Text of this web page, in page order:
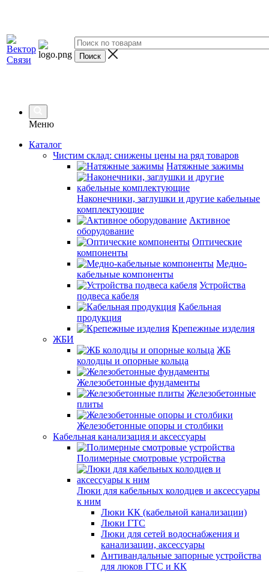
Меню
Каталог
Чистим склад: снижены цены на ряд товаров
Натяжные зажимы
Наконечники, заглушки и другие кабельные
комплектующие
Активное
оборудование
Оптические
компоненты
Медно-
кабельные компоненты
Устройства
подвеса кабеля
Кабельная
продукция
Крепежные изделия
ЖБИ
ЖБ
колодцы и опорные кольца
Железобетонные фундаменты
Железобетонные
плиты
Железобетонные опоры и столбики
Кабельная канализация и аксессуары
Полимерные смотровые устройства
Люки для кабельных колодцев и аксессуары
к ним
Люки КК (кабельной канализации)
Люки ГТС
Люки для сетей водоснабжения и
канализации, аксессуары
Антивандальные запорные устройства
для люков ГТС и КК